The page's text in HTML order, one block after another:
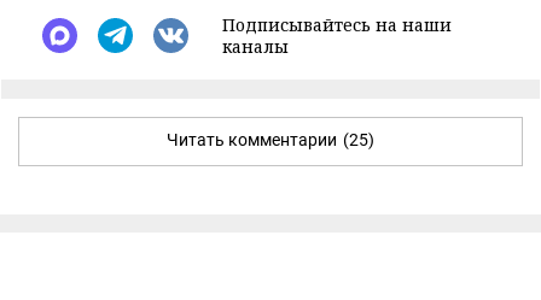
Подписывайтесь на наши
каналы
Читать комментарии (25)